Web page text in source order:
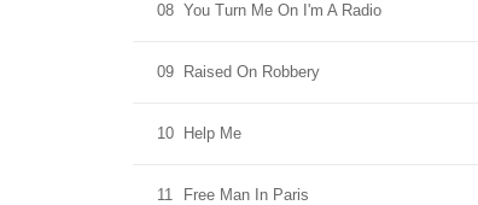
08 You Turn Me On I'm A Radio
09 Raised On Robbery
10 Help Me
11 Free Man In Paris